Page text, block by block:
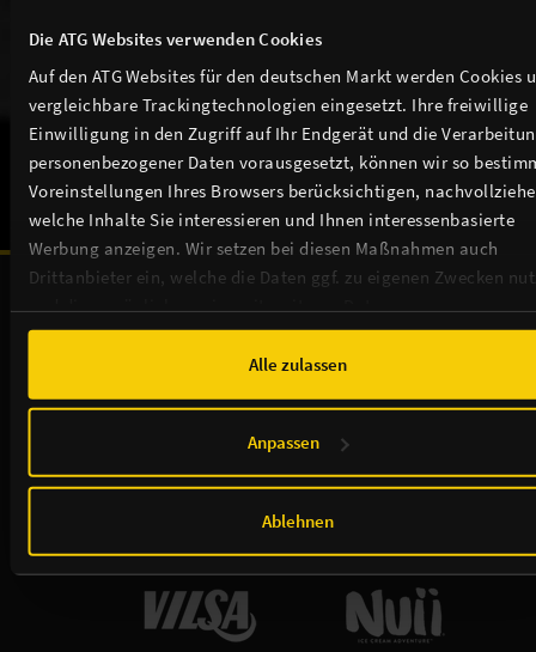
Die ATG Websites verwenden Cookies
Auf den ATG Websites für den deutschen Markt werden Cookies
vergleichbare Trackingtechnologien eingesetzt. Ihre freiwillige
Einwilligung in den Zugriff auf Ihr Endgerät und die
personenbezogener Daten vorausgesetzt, können wir so
Voreinstellungen Ihres Browsers berücksichtigen,
welche Inhalte Sie interessieren und Ihnen interessenbasierte
Werbung anzeigen. Wir setzen bei diesen Maßnahmen auch
Drittanbieter ein, welche die Daten ggf. zu eigenen Zwecken
führen. Weitere Informationen, insbesondere zur Speicherdauer,
Cookie-Erklärungsowie zur Verarbeitung,
insbesondere zu Ihren Widerrufsmöglichkeiten und weiteren
Alle zulassen
Anpassen
Ablehnen
TICKETS
NEWSLETTER
Unsere Sponsoren & Partnerschaften: